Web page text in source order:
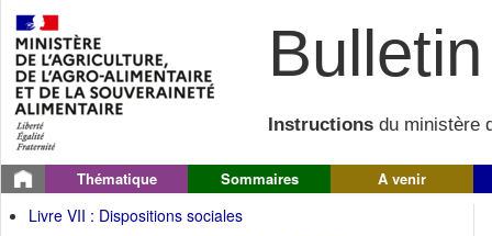
Instructions du ministère
Thématique Sommaires A venir
Livre VII : Dispositions sociales